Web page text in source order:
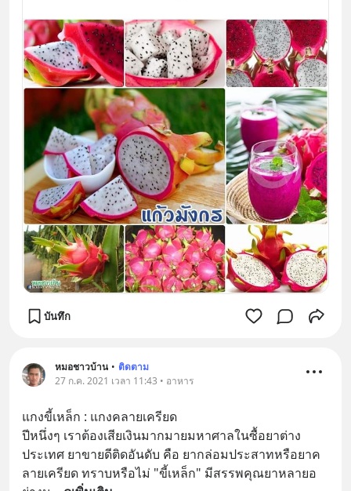
บันทึก
หมอชาวบ้าน • ติดตาม
27 ก.ค. 2021 เวลา 11:43 • อาหาร
แกงขี้เหล็ก : แกงคลายเครียด
ปีหนึ่งๆ เราต้องเสียเงินมากมายมหาศาลในซื้อยาต่าง
ประเทศ ยาขายดีติดอันดับ คือ ยากล่อมประสาทหรือยาค
ลายเครียด ทราบหรือไม่ "ขี้เหล็ก" มีสรรพคุณยาหลายอ